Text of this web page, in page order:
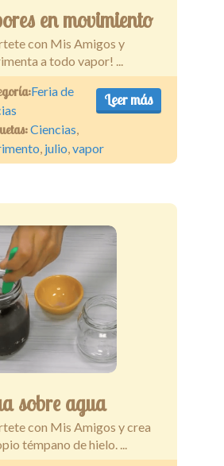
en movimiento
con Mis Amigos y
a todo vapor! ...
Leer más
Feria de
Ciencias,
, julio,vapor
sobre agua
con Mis Amigos y crea
témpano de hielo. ...